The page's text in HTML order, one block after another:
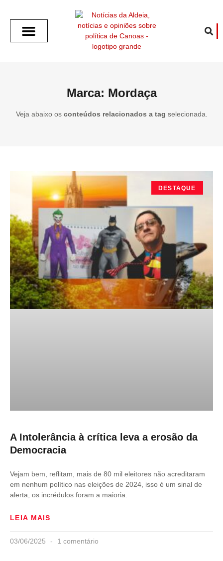
Marca: Mordaça
Veja abaixo os conteúdos relacionados a tag selecionada.
DESTAQUE
A Intolerância à crítica leva a erosão da
Democracia
Vejam bem, reflitam, mais de 80 mil eleitores não acreditaram
em nenhum político nas eleições de 2024, isso é um sinal de
alerta, os incrédulos foram a maioria.
LEIA MAIS
03/06/2025 1 comentário